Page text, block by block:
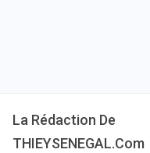
La Rédaction De
THIEYSENEGAL.com